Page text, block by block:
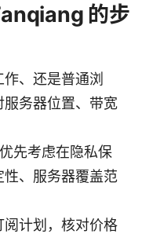
的步
、还是普通浏
服务器位置、带宽
先考虑在隐私保
、服务器覆盖范
计划，核对价格